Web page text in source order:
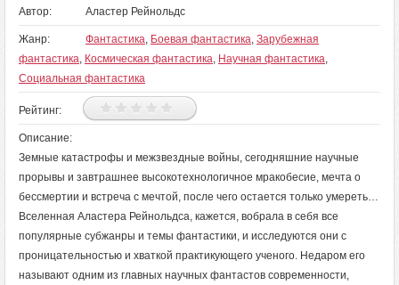
Автор: Аластер Рейнольдс
Жанр: Фантастика, Боевая фантастика, Зарубежная
фантастика, Космическая фантастика, Научная фантастика,
Социальная фантастика
Рейтинг:
Описание:
Земные катастрофы и межзвездные войны, сегодняшние научные
прорывы и завтрашнее высокотехнологичное мракобесие, мечта о
бессмертии и встреча с мечтой, после чего остается только умереть…
Вселенная Аластера Рейнольдса, кажется, вобрала в себя все
популярные субжанры и темы фантастики, и исследуются они с
проницательностью и хваткой практикующего ученого. Недаром его
называют одним из главных научных фантастов современности,